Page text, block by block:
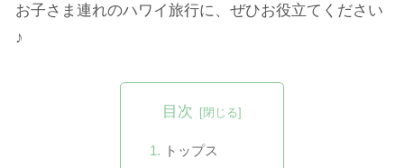
お子さま連れのハワイ旅行に、ぜひお役立てください
♪
目次
トップス